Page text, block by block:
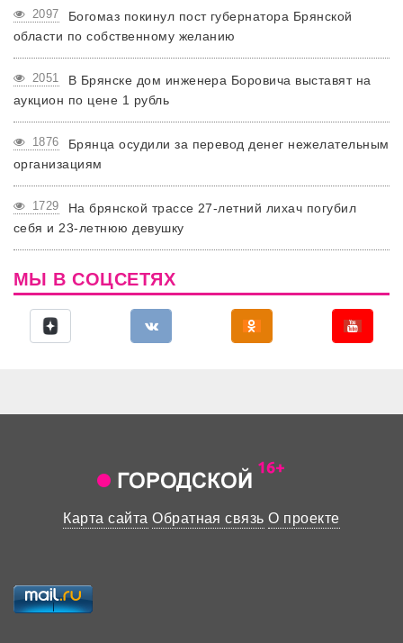
2097
Богомаз покинул пост губернатора Брянской
области по собственному желанию
2051
В Брянске дом инженера Боровича выставят на
аукцион по цене 1 рубль
1876
Брянца осудили за перевод денег нежелательным
организациям
1729
На брянской трассе 27-летний лихач погубил
себя и 23-летнюю девушку
МЫ В СОЦСЕТЯХ
Карта сайта Обратная связь О проекте